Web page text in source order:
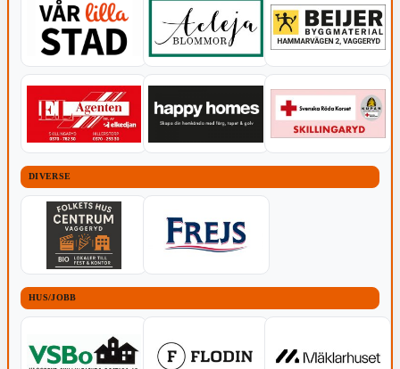
DIVERSE
HUS/JOBB